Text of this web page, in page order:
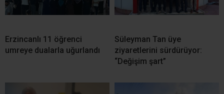
Erzincanlı 11 öğrenci
umreye dualarla uğurlandı
Süleyman Tan üye
ziyaretlerini sürdürüyor:
“Değişim şart”